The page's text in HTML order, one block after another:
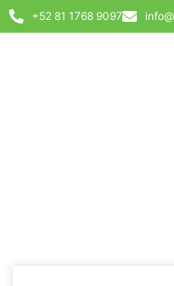
+52 81 1768 9097